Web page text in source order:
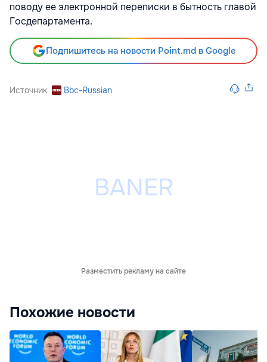
поводу ее электронной переписки в бытность главой
Госдепартамента.
Подпишитесь на новости Point.md в Google
Источник Bbc-Russian
Разместить рекламу на сайте
Похожие новости